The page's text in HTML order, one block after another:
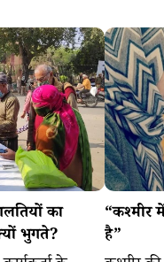
का
भुगते?
“कश्मीर
है”